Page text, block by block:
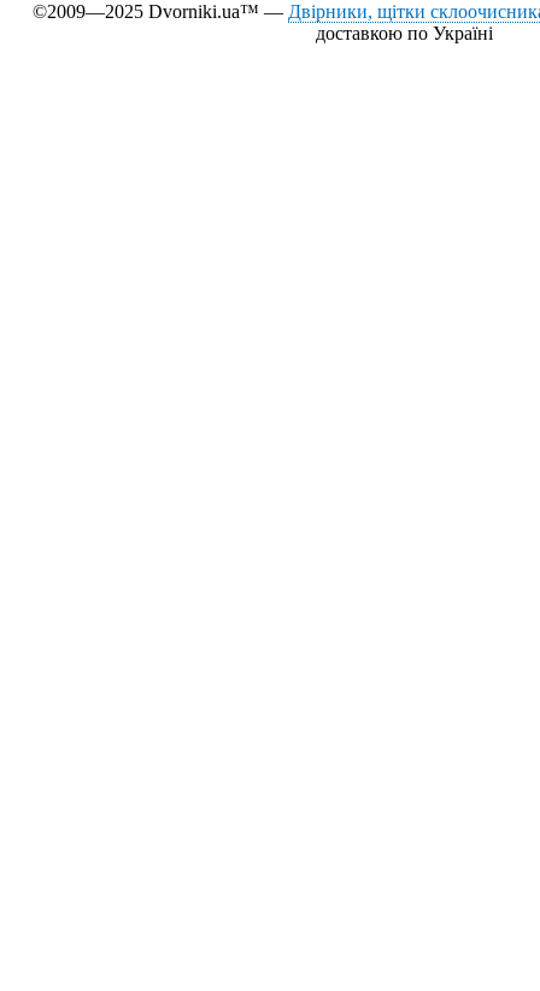
©2009—2025 Dvorniki.ua™ — Двірники, щітки
доставкою по Україні